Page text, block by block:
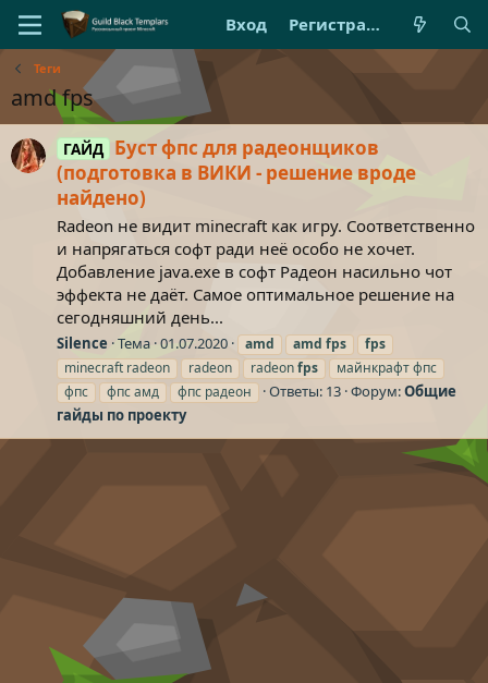
Вход Регистрация
Теги
amd fps
ГАЙД Буст фпс для радеонщиков
(подготовка в ВИКИ - решение вроде
найдено)
Radeon не видит minecraft как игру. Соответственно
и напрягаться софт ради неё особо не хочет.
Добавление java.exe в софт Радеон насильно чот
эффекта не даёт. Самое оптимальное решение на
сегодняшний день...
Silence Тема 01.07.2020 amd amd fps
fps
minecraft radeon
radeon radeonfps
майнкрафт фпс
фпс
фпс амд фпс радеон Ответы: 13 Форум:Общие
гайды по проекту